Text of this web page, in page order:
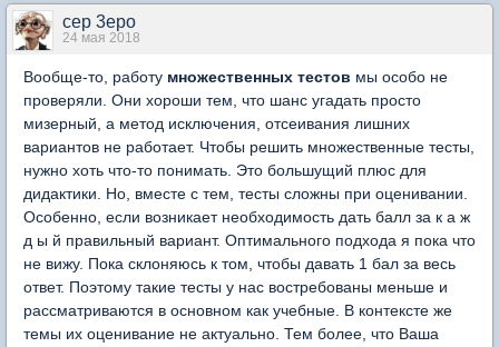
cep 3epo
24 мая 2018
Вообще-то, работу множественных тестов мы особо не
проверяли. Они хороши тем, что шанс угадать просто
мизерный, а метод исключения, отсеивания лишних
вариантов не работает. Чтобы решить множественные тесты,
нужно хоть что-то понимать. Это большущий плюс для
дидактики. Но, вместе с тем, тесты сложны при оценивании.
Особенно, если возникает необходимость дать балл за к а ж
д ы й правильный вариант. Оптимального подхода я пока что
не вижу. Пока склоняюсь к том, чтобы давать 1 бал за весь
ответ. Поэтому такие тесты у нас востребованы меньше и
рассматриваются в основном как учебные. В контексте же
темы их оценивание не актуально. Тем более, что Ваша